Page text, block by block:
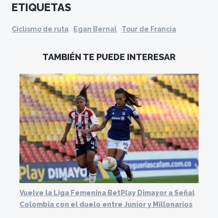
ETIQUETAS
Ciclismo de ruta Egan Bernal Tour de Francia
TAMBIÉN TE PUEDE INTERESAR
Vuelve la Liga Femenina BetPlay Dimayor a Señal
Colombia con el duelo entre Junior y Millonarios